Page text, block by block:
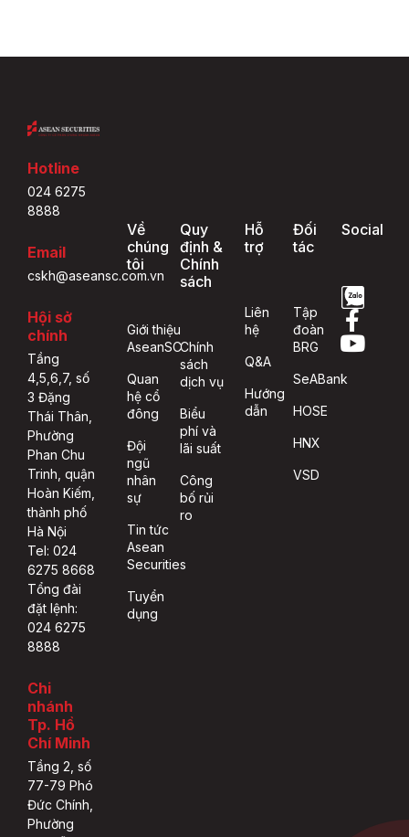
Hotline
024 6275
8888
Email
cskh@aseansc.com.vn
Hội sở
chính
Tầng
4,5,6,7, số
3 Đặng
Thái Thân,
Phường
Phan Chu
Trinh, quận
Hoàn Kiếm,
thành phố
Hà Nội
Tel: 024
6275 8668
Tổng đài
đặt lệnh:
024 6275
8888
Chi
nhánh
Tp. Hồ
Chí Minh
Tầng 2, số
77-79 Phó
Đức Chính,
Phường
Về
chúng
tôi
Giới thiệu
AseanSC
Quan
hệ cổ
đông
Đội
ngũ
nhân
sự
Tin tức
Asean
Securities
Tuyển
dụng
Quy
định &
Chính
sách
Chính
sách
dịch vụ
Biểu
phí và
lãi suất
Công
bố rủi
ro
Hỗ
trợ
Liên
hệ
Q&A
Hướng
dẫn
Đối
tác
Tập
đoàn
BRG
SeABank
HOSE
HNX
VSD
Social